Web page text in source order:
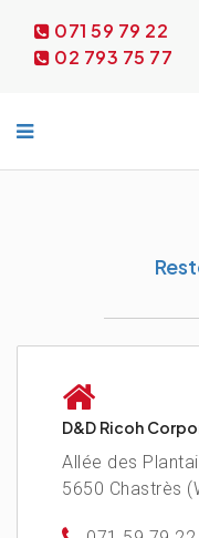
071 59 79 22
02 793 75 77
D&D Ricoh
Allée des
5650 Chastrès